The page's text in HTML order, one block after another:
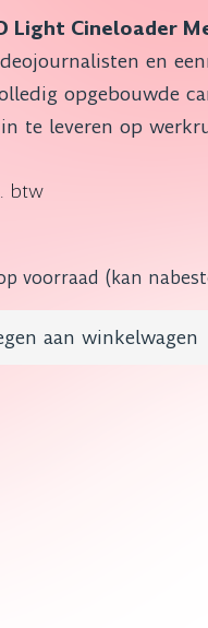
Light Cineloader
en
opgebouwde
te leveren op
btw
voorraad (kan
Cineloader Medium
aan winkelwagen